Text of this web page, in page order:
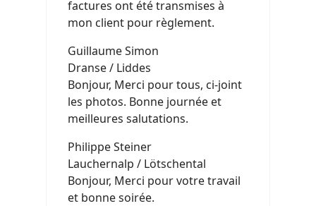
factures ont été transmises à
mon client pour règlement.
Guillaume Simon
Dranse / Liddes
Bonjour, Merci pour tous, ci-joint
les photos. Bonne journée et
meilleures salutations.
Philippe Steiner
Lauchernalp / Lötschental
Bonjour, Merci pour votre travail
et bonne soirée.